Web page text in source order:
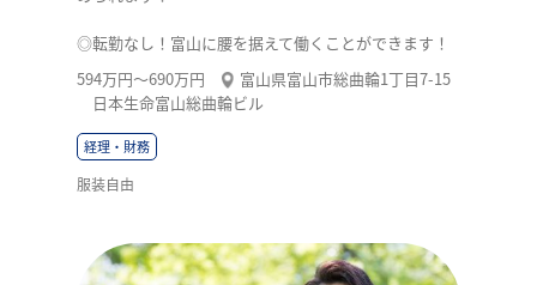
◎転勤なし！富山に腰を据えて働くことができます！
594万円〜690万円
富山県富山市総曲輪1丁目7-15
日本生命富山総曲輪ビル
経理・財務
服装自由